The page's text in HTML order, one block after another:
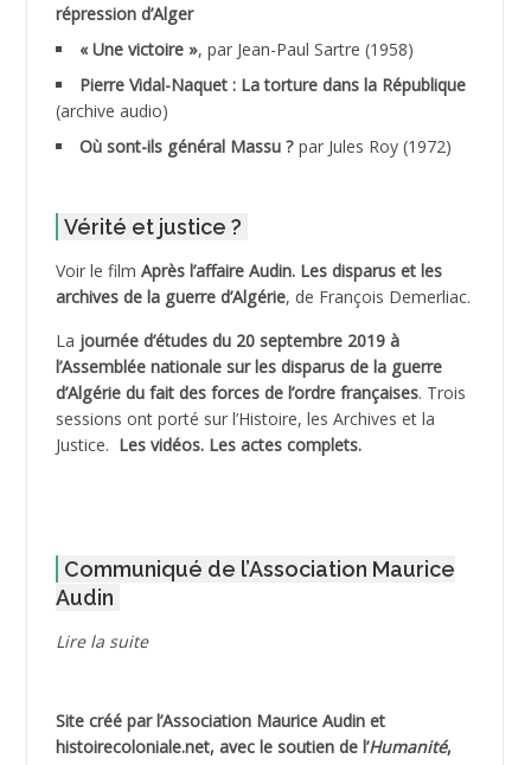
ADDALA Boualem*
ADDANE
ADDECHE Rachid
ADELIOUAT Vve AIT SAADA
ADJANI Khaled
ADJAOUT
ADNI Mohamed Akli
ADOUL Arab *
AGOULMINE
AHLOUCHE Mabrouk *
répression d’Alger
« Une victoire », par Jean-Paul Sartre (1958)
Pierre Vidal-Naquet : La torture dans la République
(archive audio)
Où sont-ils général Massu ? par Jules Roy (1972)
Vérité et justice ?
Voir le film Après l’affaire Audin. Les disparus et les
archives de la guerre d’Algérie, de François Demerliac.
La journée d’études du 20 septembre 2019 à
l’Assemblée nationale sur les disparus de la guerre
d’Algérie du fait des forces de l’ordre françaises. Trois
sessions ont porté sur l’Histoire, les Archives et la
Justice. Les vidéos. Les actes complets.
Communiqué de l’Association Maurice
Audin
Lire la suite
Site créé par l’Association Maurice Audinet
histoirecoloniale.net, avec le soutien de l’Humanité,